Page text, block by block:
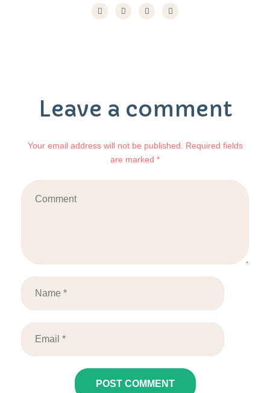
Leave a comment
Your email address will not be published. Required fields
are marked *